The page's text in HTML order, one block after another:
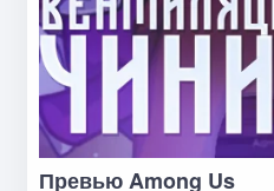
Превью Among Us